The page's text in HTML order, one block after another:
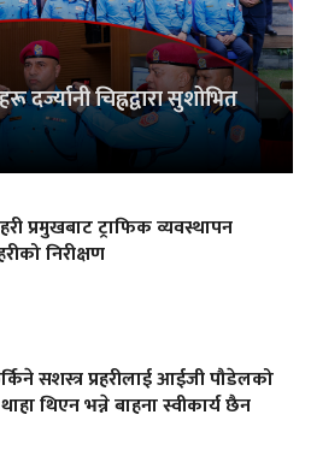
दर्ज्यानी चिह्नद्वारा सुशोभित
प्रमुखबाट ट्राफिक व्यवस्थापन
निरीक्षण
सशस्त्र प्रहरीलाई आईजी पौडेलको
थिएन भन्ने बाहना स्वीकार्य छैन